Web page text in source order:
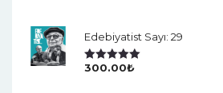
Edebiyatist Sayı: 29
5 Üzerinden
300.00₺